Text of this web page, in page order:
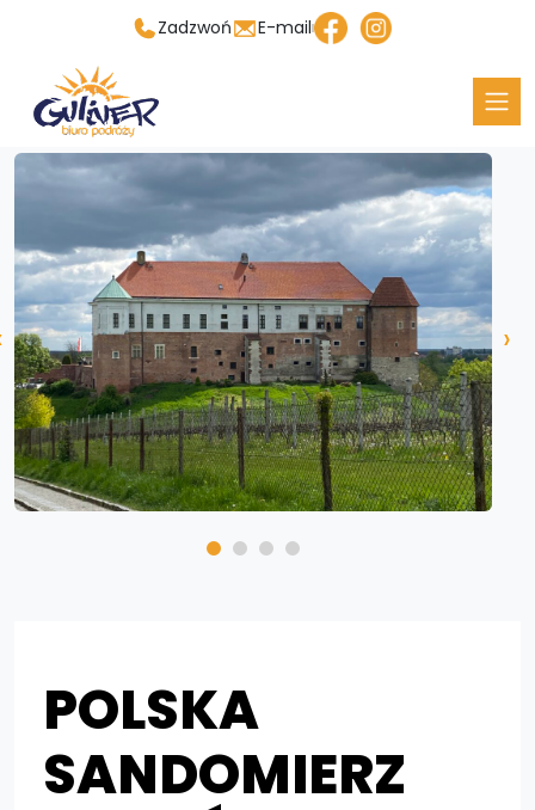
Zadzwoń E-mail
POLSKA
SANDOMIERZ
›